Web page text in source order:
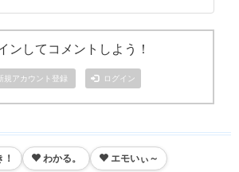
ンしてコメントしよう！
規アカウント登録 ログイン
わかる。 エモいぃ～